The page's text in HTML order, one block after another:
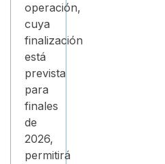
operación,
cuya
finalización
está
prevista
para
finales
de
2026,
permitirá